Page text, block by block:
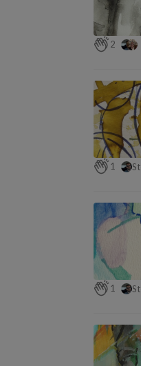
2
1
1